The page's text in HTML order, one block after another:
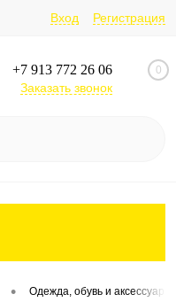
Вход Регистрация
+7 913 772 26 06
Заказать звонок
0
• Одежда, обувь и аксессуары